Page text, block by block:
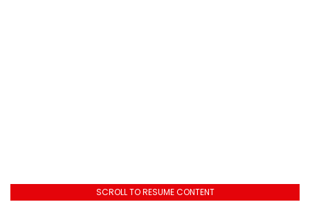
SCROLL TO RESUME CONTENT